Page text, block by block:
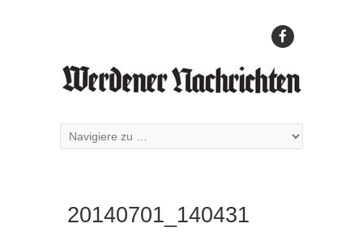
20140701_140431